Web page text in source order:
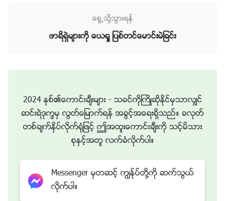
ပၚ အမႈျပဳရန္ စတင္ႏွင့္ ေနခဲ့ေသာ္လည္း၊ သူ၏ အမႈႏွင့္ဆိုင္
သည့္ ဤသြင္ျပင္လကၡဏာမ်ားမွာ ပညတ္ေတာ္တို႔၏ အေျ
တစ္‌ေလရွိပါသေလာ။ အမွန္ရွိေပ၏။ ယခင္က စည္းမ်ဥ္း
မ်ားႏွင့္ အေျခခံသေဘာတရားမ်ားအျပင္ ေက်းဇူးေတာ္ေခ
တ္က ဤေဒသနာမ်ားသည္ ဘုရားသခင္၏ စိတ္သေဘာ
ထား၊ သူ၏အရာအားလုံးႏွင့္ျဖစ္ျခင္းတို႔ႏွင့္ သမၼာတရားႏွင့္
လည္း အမွန္ ဆက္ႏႊယ္ေပသည္။
ဘုရားသခင္
အရာကို ေဖာ္ျပသည္ျဖစ္ေစ၊ မည္သည့္ ေဖာ္ျပမႈပုံစံ သို႔မဟု
တ္ ဘာသာစကားကို အသုံးျပဳသည္ျဖစ္ေစ၊ သူ ေဖာ္ျပေသာ
အရာအားလုံးသည္ သူ၏ စိတ္သေဘာထားႏွင့္ သူ၏ အရာ
ေရွ႕သို႔သြားရန္
ဖာရိရွဲမ်ားကို ေယရႈ ျပစ္တင္ေမာင္းမဲျခင္း
2024 ႏွစ္၏ေကာင္းခ်ီးမ်ား - သခင္ကိုႀကိဳဆိုႏိုင္မွသာလွ်င္
ဆင္းရဲဒုကၡမွ လြတ္ေျမာက္ရန္ အခြင့္အေရးရွိသည္။ ခလုတ္
တစ္ခ်က္ႏွိပ္လိုက္႐ုံျဖင့္ ဤအထူးေကာင္းခ်ီးကို သင့္မိသား
စုႏွင့္အတူ လက္ခံလိုက္ပါ။
Messenger မွတဆင့္ ကြၽန္ုပ္တို႔ကို ဆက္သြယ္
လိုက္ပါ။